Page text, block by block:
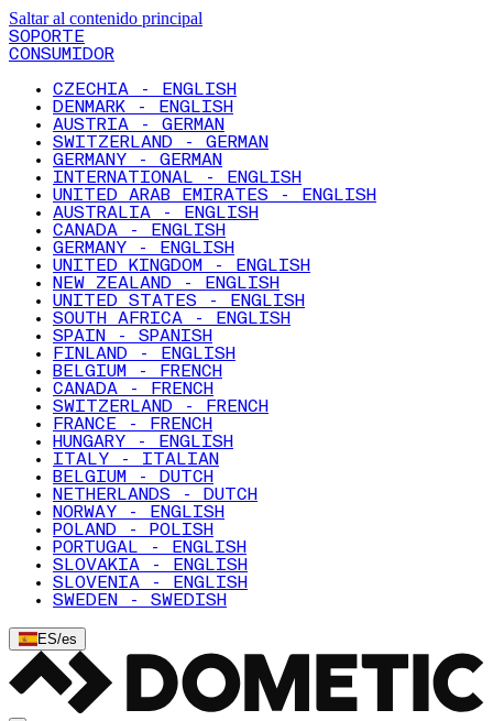
Saltar al contenido principal
SOPORTE
CONSUMIDOR
CZECHIA - ENGLISH
DENMARK - ENGLISH
AUSTRIA - GERMAN
SWITZERLAND - GERMAN
GERMANY - GERMAN
INTERNATIONAL - ENGLISH
UNITED ARAB EMIRATES - ENGLISH
AUSTRALIA - ENGLISH
CANADA - ENGLISH
GERMANY - ENGLISH
UNITED KINGDOM - ENGLISH
NEW ZEALAND - ENGLISH
UNITED STATES - ENGLISH
SOUTH AFRICA - ENGLISH
SPAIN - SPANISH
FINLAND - ENGLISH
BELGIUM - FRENCH
CANADA - FRENCH
SWITZERLAND - FRENCH
FRANCE - FRENCH
HUNGARY - ENGLISH
ITALY - ITALIAN
BELGIUM - DUTCH
NETHERLANDS - DUTCH
NORWAY - ENGLISH
POLAND - POLISH
PORTUGAL - ENGLISH
SLOVAKIA - ENGLISH
SLOVENIA - ENGLISH
SWEDEN - SWEDISH
ES/es